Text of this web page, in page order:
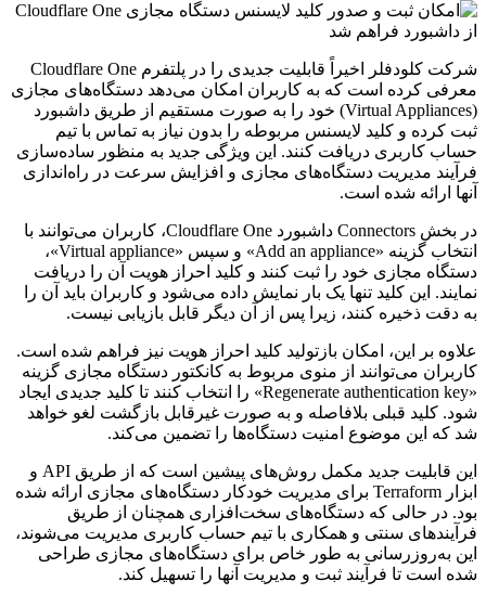
شرکت کلودفلر اخیراً قابلیت جدیدی را در پلتفرم Cloudflare One
معرفی کرده است که به کاربران امکان می‌دهد دستگاه‌های مجازی
(Virtual Appliances) خود را به صورت مستقیم از طریق داشبورد
ثبت کرده و کلید لایسنس مربوطه را بدون نیاز به تماس با تیم
حساب کاربری دریافت کنند. این ویژگی جدید به منظور ساده‌سازی
فرآیند مدیریت دستگاه‌های مجازی و افزایش سرعت در راه‌اندازی
آنها ارائه شده است.
در بخش Connectors داشبورد Cloudflare One، کاربران می‌توانند با
انتخاب گزینه «Add an appliance» و سپس «Virtual appliance»،
دستگاه مجازی خود را ثبت کنند و کلید احراز هویت آن را دریافت
نمایند. این کلید تنها یک بار نمایش داده می‌شود و کاربران باید آن را
به دقت ذخیره کنند، زیرا پس از آن دیگر قابل بازیابی نیست.
علاوه بر این، امکان بازتولید کلید احراز هویت نیز فراهم شده است.
کاربران می‌توانند از منوی مربوط به کانکتور دستگاه مجازی گزینه
«Regenerate authentication key» را انتخاب کنند تا کلید جدیدی ایجاد
شود. کلید قبلی بلافاصله و به صورت غیرقابل بازگشت لغو خواهد
شد که این موضوع امنیت دستگاه‌ها را تضمین می‌کند.
این قابلیت جدید مکمل روش‌های پیشین است که از طریق API و
ابزار Terraform برای مدیریت خودکار دستگاه‌های مجازی ارائه شده
بود. در حالی که دستگاه‌های سخت‌افزاری همچنان از طریق
فرآیندهای سنتی و همکاری با تیم حساب کاربری مدیریت می‌شوند،
این به‌روزرسانی به طور خاص برای دستگاه‌های مجازی طراحی
شده است تا فرآیند ثبت و مدیریت آنها را تسهیل کند.